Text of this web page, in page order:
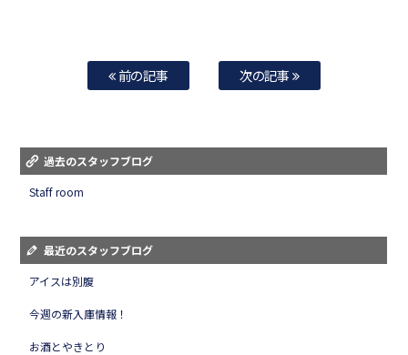
前の記事 次の記事
過去のスタッフブログ
Staff room
最近のスタッフブログ
アイスは別腹
今週の新入庫情報！
お酒とやきとり